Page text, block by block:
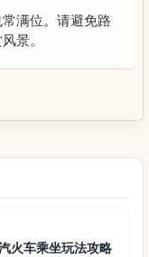
满位。请避免路
景。
火车乘坐玩法攻略